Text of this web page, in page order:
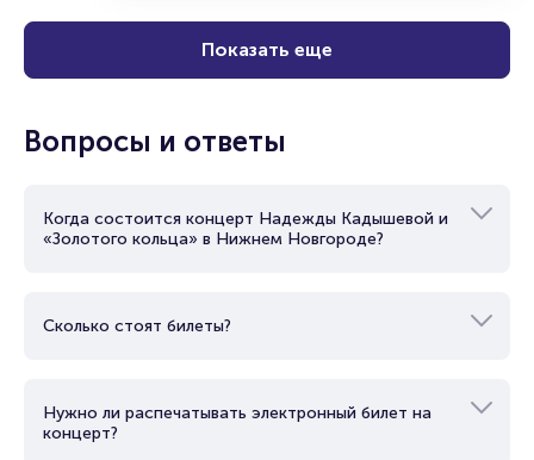
начал активно гастролировать. Они
гастрольном графике занимала Япония,
куда коллектив приезжал шесть раз и где
признание японской публики.
Показать еще
Вопросы и ответы
Когда состоится концерт Надежды Кадышевой и
«Золотого кольца» в Нижнем Новгороде?
Сколько стоят билеты?
Нужно ли распечатывать электронный билет на
концерт?